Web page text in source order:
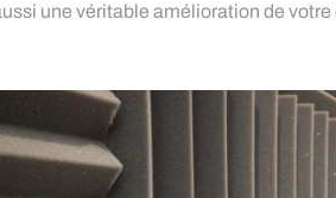
une véritable amélioration de votre